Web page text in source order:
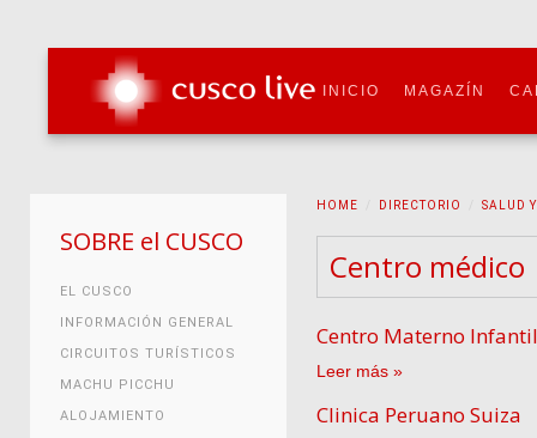
INICIO MAGAZÍN
HOME DIRECTORIO SALUD
Centro médico
Centro Materno
Leer más
Clinica Peruano Suiza
SOBRE el CUSCO
EL CUSCO
INFORMACIÓN GENERAL
CIRCUITOS TURÍSTICOS
MACHU PICCHU
ALOJAMIENTO